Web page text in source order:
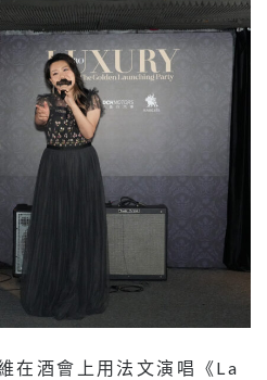
在酒會上用法文演唱《La